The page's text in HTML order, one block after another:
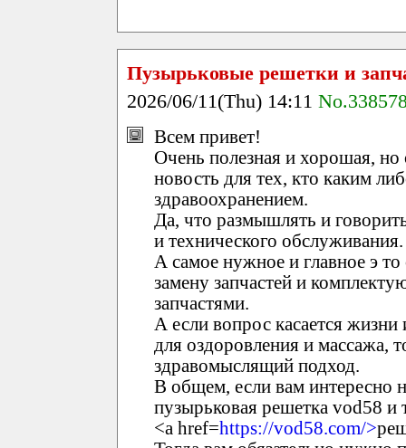
Пузырьковые решетки и
2026/06/11(Thu) 14:11
Всем привет!
Очень полезная и хорошая,
новость для тех, кто каким
здравоохранением.
Да, что размышлять и
и технического обслуживания.
А самое нужное и главное э
замену запчастей и
запчастями.
А если вопрос касается
для оздоровления и массажа,
здравомыслящий подход.
В общем, если вам интересно
пузырьковая решетка vod58 и
<a href=https://vod58.com/>